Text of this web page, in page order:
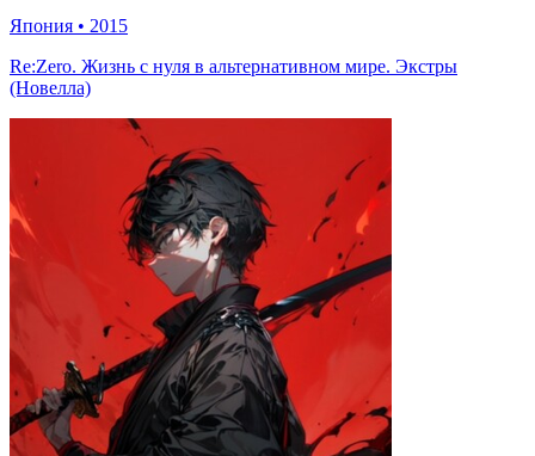
Япония • 2015
Re:Zero. Жизнь с нуля в альтернативном мире. Экстры
(Новелла)